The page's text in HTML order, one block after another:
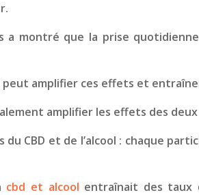
montré que la prise
peut amplifier ces effets et
amplifier les effets des
CBD et de l’alcool : chaque
cbd et alcool entraînait des taux